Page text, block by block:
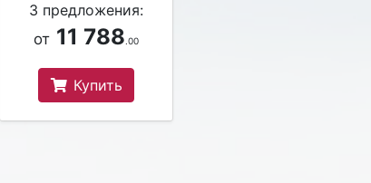
3 предложения:
от 11 788.00
Купить